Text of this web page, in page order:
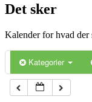
Det sker
Kalender for hvad der
Kategorier